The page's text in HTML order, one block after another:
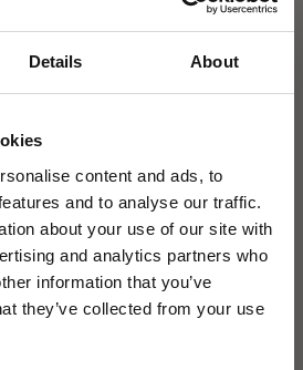
Details About
content and ads, to
and to analyse our traffic.
about your use of our site with
and analytics partners who
information that you’ve
they’ve collected from your use
Designer
Associati